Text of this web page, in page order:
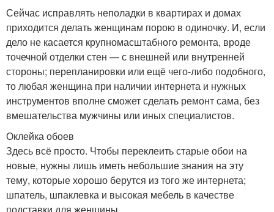
Сейчас исправлять неполадки в квартирах и домах
приходится делать женщинам порою в одиночку. И, если
дело не касается крупномасштабного ремонта, вроде
точечной отделки стен — с внешней или внутренней
стороны; перепланировки или ещё чего-либо подобного,
то любая женщина при наличии интернета и нужных
инструментов вполне сможет сделать ремонт сама, без
вмешательства мужчины или иных специалистов.
Оклейка обоев
Здесь всё просто. Чтобы переклеить старые обои на
новые, нужны лишь иметь небольшие знания на эту
тему, которые хорошо берутся из того же интернета;
шпатель, шпаклевка и высокая мебель в качестве